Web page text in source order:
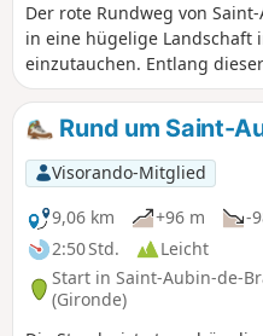
Der rote Rundweg von
in eine hügelige Landschaft
einzutauchen. Entlang
wunderschöne Ausblicke
entdecken.
Rund um Saint-
Visorando-Mitglied
9,06 km
+96 m
-
2:50 Std.
Leicht
Start in Saint-Aubin-de-
(Gironde)